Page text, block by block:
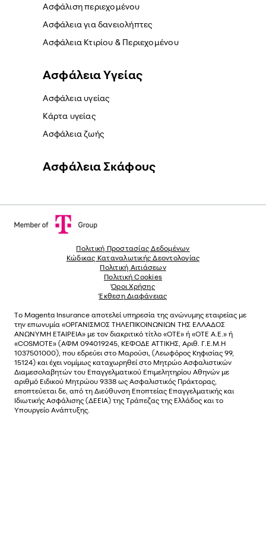
Ασφάλιση περιεχομένου
Ασφάλεια για δανειολήπτες
Ασφάλεια Κτιρίου & Περιεχομένου
Ασφάλεια Yγείας
Ασφάλεια υγείας
Κάρτα υγείας
Ασφάλεια ζωής
Ασφάλεια Σκάφους
Πολιτική Προστασίας Δεδομένων
Κώδικας Καταναλωτικής Δεοντολογίας
Πολιτική Αιτιάσεων
Πολιτική Cookies
Όροι Χρήσης
Έκθεση Διαφάνειας
Το Magenta Insurance αποτελεί υπηρεσία της ανώνυµης εταιρείας µε
την επωνυµία «ΟΡΓΑΝΙΣΜΟΣ ΤΗΛΕΠΙΚΟΙΝΩΝΙΩΝ ΤΗΣ ΕΛΛΑΔΟΣ
ΑΝΩΝΥΜΗ ΕΤΑΙΡΕΙΑ» µε τον διακριτικό τίτλο «OTE» ή «ΟΤΕ Α.Ε.» ή
«COSMOTE» (ΑΦΜ 094019245, ΚΕΦΟΔΕ ΑΤΤΙΚΗΣ, Αριθ. Γ.Ε.Μ.Η
1037501000), που εδρεύει στο Μαρούσι, (Λεωφόρος Κηφισίας 99,
15124) και έχει νοµίµως καταχωρηθεί στο Μητρώο Ασφαλιστικών
Διαµεσολαβητών του Επαγγελµατικού Επιµελητηρίου Αθηνών µε
αριθµό Ειδικού Μητρώου 9338 ως Ασφαλιστικός Πράκτορας,
εποπτεύεται δε, από τη Διεύθυνση Εποπτείας Επαγγελματικής και
Ιδιωτικής Ασφάλισης (ΔΕΕΙΑ) της Τράπεζας της Ελλάδος και το
Υπουργείο Ανάπτυξης.